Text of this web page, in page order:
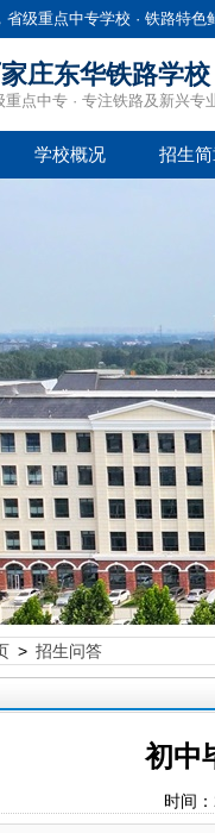
省级重点中专学校 · 铁路特色
庄东华铁路学校
重点中专 · 专注铁路及新兴专
学校概况 招生
> 招生问答
初中
时间